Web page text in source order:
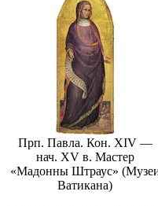
Прп. Павла. Кон. XIV —
нач. XV в. Мастер
«Мадонны Штраус»
Ватикана)